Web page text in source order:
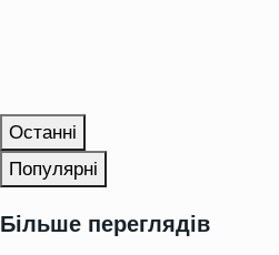
Останні
Популярні
Більше переглядів